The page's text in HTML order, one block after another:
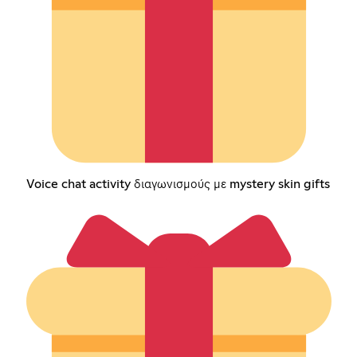
Voice chat activity διαγωνισμούς με mystery skin gifts